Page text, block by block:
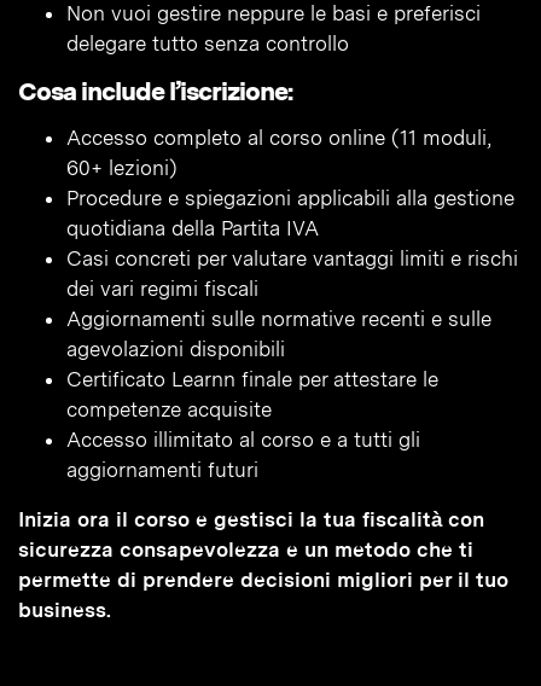
Non vuoi gestire neppure le basi e preferisci
delegare tutto senza controllo
Cosa include l’iscrizione:
Accesso completo al corso online (11 moduli,
60+ lezioni)
Procedure e spiegazioni applicabili alla gestione
quotidiana della Partita IVA
Casi concreti per valutare vantaggi limiti e rischi
dei vari regimi fiscali
Aggiornamenti sulle normative recenti e sulle
agevolazioni disponibili
Certificato Learnn finale per attestare le
competenze acquisite
Accesso illimitato al corso e a tutti gli
aggiornamenti futuri
Inizia ora il corso e gestisci la tua fiscalità con
sicurezza consapevolezza e un metodo che ti
permette di prendere decisioni migliori per il tuo
business.